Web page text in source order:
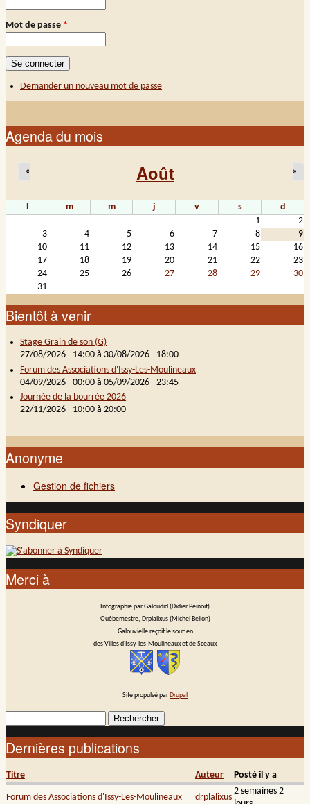
Connexion membre
Mot de passe *
Demander un nouveau mot de passe
Agenda du mois
Août
« »
m m j v s
d
1
2
3
4 5 6 7 8
9
10
11 12 13 14 15
16
17
18 19 20 21 22
23
24
25 26 27 28 29
30
31
Bientôt à venir
Stage Grain de son (G)
27/08/2026 - 14:00 à 30/08/2026 - 18:00
Forum des Associations d'Issy-Les-Moulineaux
04/09/2026 - 00:00 à 05/09/2026 - 23:45
Journée de la bourrée 2026
22/11/2026 - 10:00 à 20:00
Anonyme
Gestion de fichiers
Syndiquer
Merci à
Infographie par Galoudid (Didier Peinoit)
Ouèbemestre, Drplalixus (Michel Bellon)
Galouvielle reçoit le soutien
des Villes d'Issy-les-Moulineaux et de Sceaux
Site propulsé parDrupal
Formulaire de recherche
Dernières publications
Titre Auteur Posté il y a
Forum des Associations d'Issy-Les-Moulineaux drplalixus
2 semaines 2